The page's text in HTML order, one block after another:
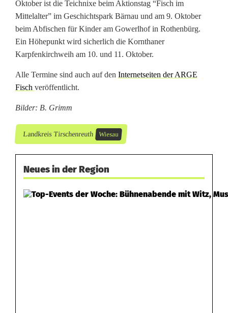
Oktober ist die Teichnixe beim Aktionstag “Fisch im
Mittelalter” im Geschichtspark Bärnau und am 9. Oktober
beim Abfischen für Kinder am Gowerlhof in Rothenbürg.
Ein Höhepunkt wird sicherlich die Kornthaner
Karpfenkirchweih am 10. und 11. Oktober.
Alle Termine sind auch auf den Internetseiten der ARGE
Fisch veröffentlicht.
Bilder: B. Grimm
Landkreis Tirschenreuth Wiesau
Neues in der Region